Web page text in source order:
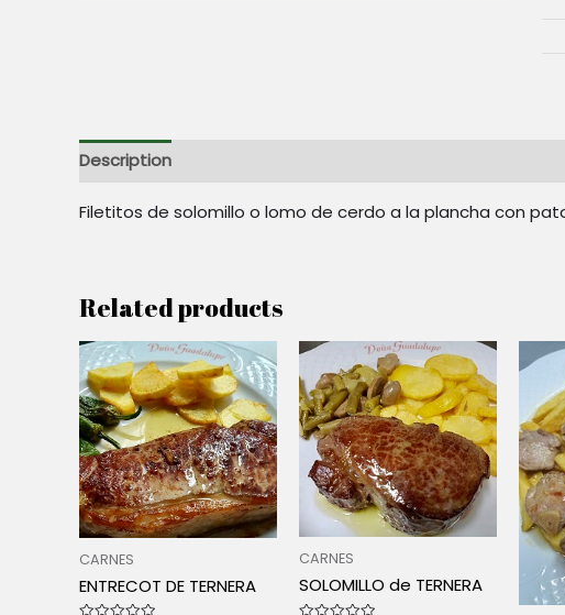
Description
Filetitos de solomillo o lomo de cerdo a la plancha con
Related products
CARNES
ENTRECOT DE TERNERA
CARNES
SOLOMILLO de TERNERA